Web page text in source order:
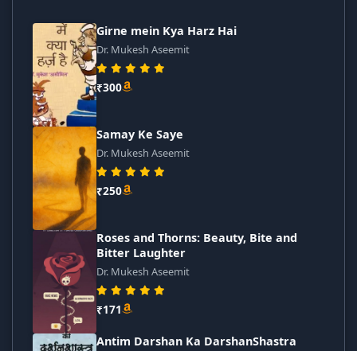
Girne mein Kya Harz Hai
Dr. Mukesh Aseemit
₹300
Samay Ke Saye
Dr. Mukesh Aseemit
₹250
Roses and Thorns: Beauty, Bite and
Bitter Laughter
Dr. Mukesh Aseemit
₹171
Antim Darshan Ka DarshanShastra